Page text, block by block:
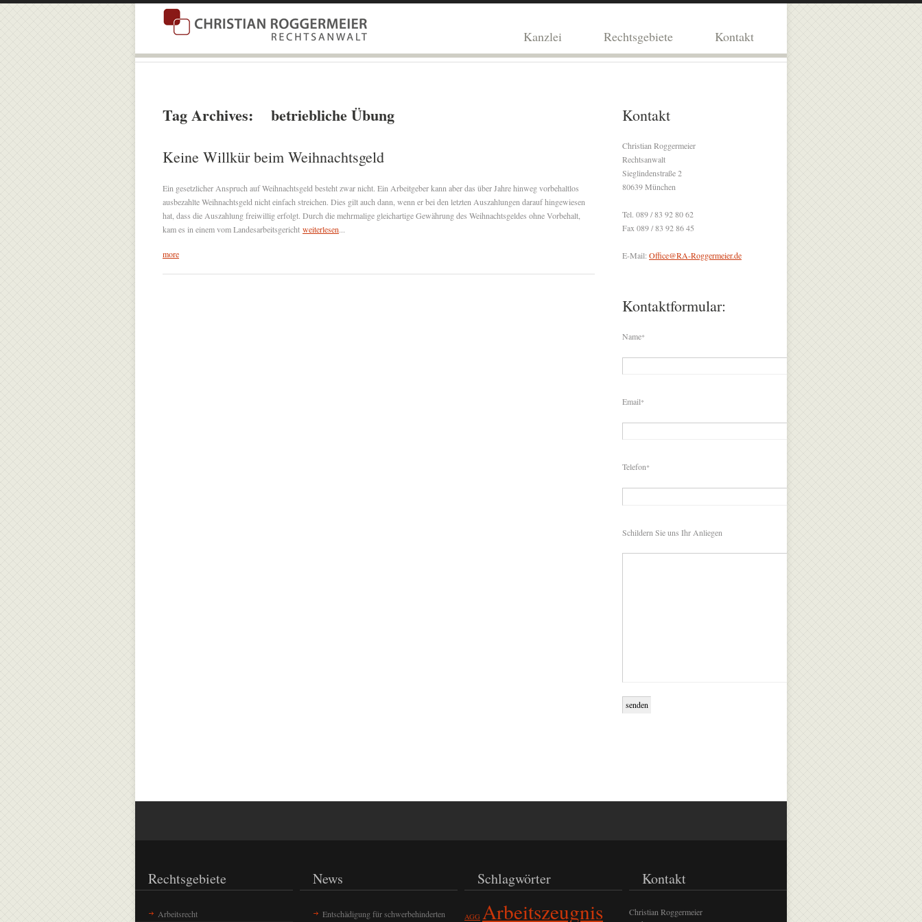
Kanzlei Rechtsgebiete Kontakt
Tag Archives: betriebliche Übung
Keine Willkür beim Weihnachtsgeld
Ein gesetzlicher Anspruch auf Weihnachtsgeld besteht zwar nicht. Ein Arbeitgeber kann aber das über Jahre hinweg vorbehaltlos
ausbezahlte Weihnachtsgeld nicht einfach streichen. Dies gilt auch dann, wenn er bei den letzten Auszahlungen darauf hingewiesen
hat, dass die Auszahlung freiwillig erfolgt. Durch die mehrmalige gleichartige Gewährung des Weihnachtsgeldes ohne Vorbehalt,
kam es in einem vom Landesarbeitsgericht weiterlesen...
more
Kontakt
Christian Roggermeier
Rechtsanwalt
Sieglindenstraße 2
80639 München
Tel. 089 / 83 92 80 62
Fax 089 / 83 92 86 45
E-Mail: Office@RA-Roggermeier.de
Kontaktformular:
Name*
Email*
Telefon*
Schildern Sie uns Ihr Anliegen
Rechtsgebiete
Arbeitsrecht
News
Entschädigung für schwerbehinderten
Schlagwörter
AGG Arbeitszeugnis
Kontakt
Christian Roggermeier